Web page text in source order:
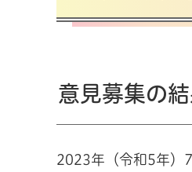
意見募集の
2023年（令和5年）